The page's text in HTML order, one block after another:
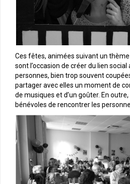
Ces fêtes, animées suivant un
sont l’occasion de créer du lien
personnes, bien trop souvent
partager avec elles un moment de
de musiques et d’un goûter. En
bénévoles de rencontrer les